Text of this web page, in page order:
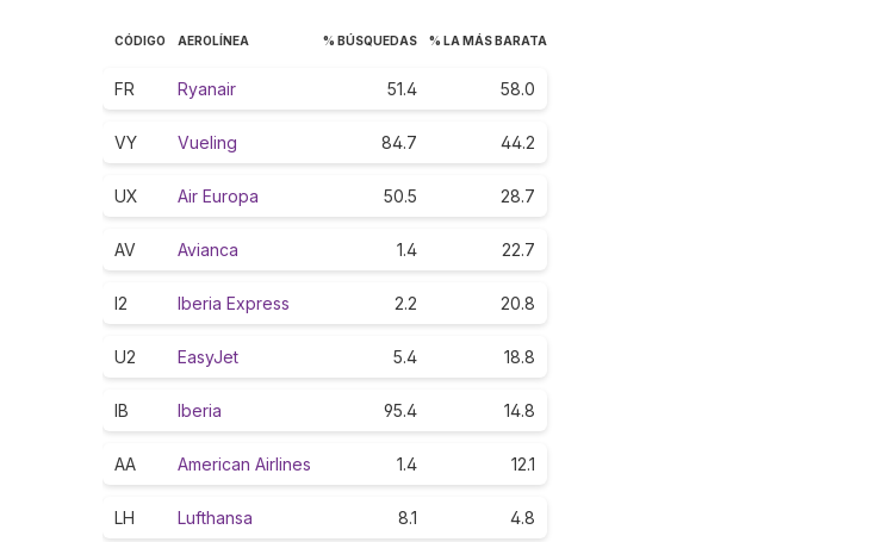
CÓDIGO AEROLÍNEA % BÚSQUEDAS % LA MÁS BARATA
FR Ryanair 51.4 58.0
VY Vueling 84.7 44.2
UX Air Europa 50.5 28.7
AV Avianca 1.4 22.7
I2 Iberia Express 2.2 20.8
U2 EasyJet 5.4 18.8
IB Iberia 95.4 14.8
AA American Airlines 1.4 12.1
LH Lufthansa 8.1 4.8